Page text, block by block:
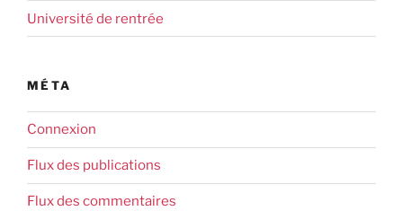
Université de rentrée
MÉTA
Connexion
Flux des publications
Flux des commentaires